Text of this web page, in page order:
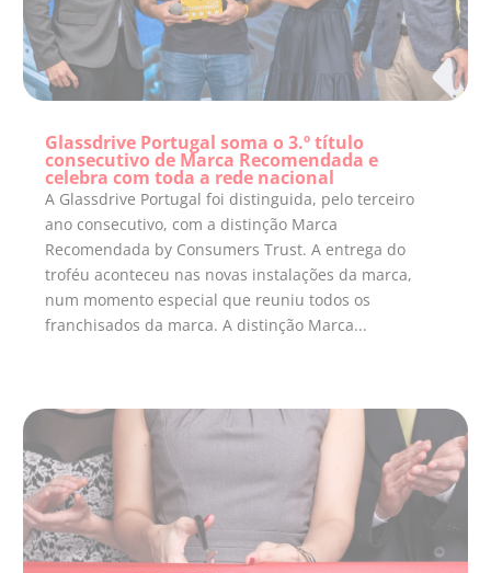
Glassdrive Portugal soma o 3.º título
consecutivo de Marca Recomendada e
celebra com toda a rede nacional
A Glassdrive Portugal foi distinguida, pelo terceiro
ano consecutivo, com a distinção Marca
Recomendada by Consumers Trust. A entrega do
troféu aconteceu nas novas instalações da marca,
num momento especial que reuniu todos os
franchisados da marca. A distinção Marca...